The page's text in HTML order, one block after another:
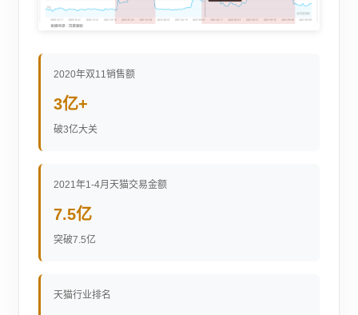
2020年双11销售额
3亿+
破3亿大关
2021年1-4月天猫交易金额
7.5亿
突破7.5亿
天猫行业排名